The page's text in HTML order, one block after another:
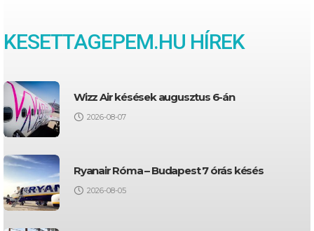
KESETTAGEPEM.HU HÍREK
Wizz Air késések augusztus 6-án
2026-08-07
Ryanair Róma – Budapest 7 órás késés
2026-08-05